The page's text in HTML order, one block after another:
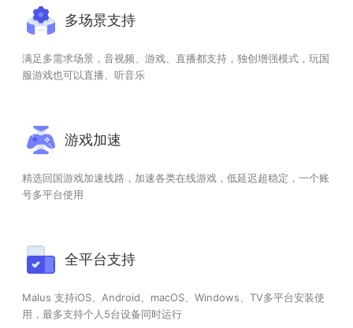
多场景支持
满足多需求场景，音视频、游戏、直播都支持，独创增强模式，玩国
服游戏也可以直播、听音乐
游戏加速
精选回国游戏加速线路，加速各类在线游戏，低延迟超稳定，一个账
号多平台使用
全平台支持
Malus 支持iOS、Android、macOS、Windows、TV多平台安装使
用，最多支持个人5台设备同时运行